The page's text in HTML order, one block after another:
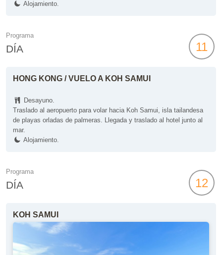
Alojamiento.
Programa
DÍA 11
HONG KONG / VUELO A KOH SAMUI
Desayuno.
Traslado al aeropuerto para volar hacia Koh Samui, isla tailandesa
de playas orladas de palmeras. Llegada y traslado al hotel junto al
mar.
Alojamiento.
Programa
DÍA 12
KOH SAMUI